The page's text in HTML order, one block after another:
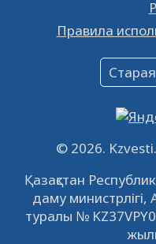
16.12.2022
Объявление
09.12.2022
Свободные
встречу с
ноября
21.11.2022
© 2026.
Қазақстан
даму министрлігі,
туралы №
Правила